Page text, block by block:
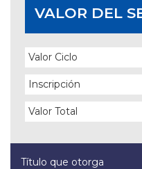
VALOR DEL
Valor Ciclo
Inscripción
Valor Total
Título que otorga